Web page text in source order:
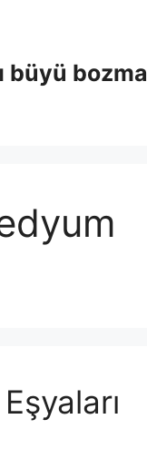
büyü bozma